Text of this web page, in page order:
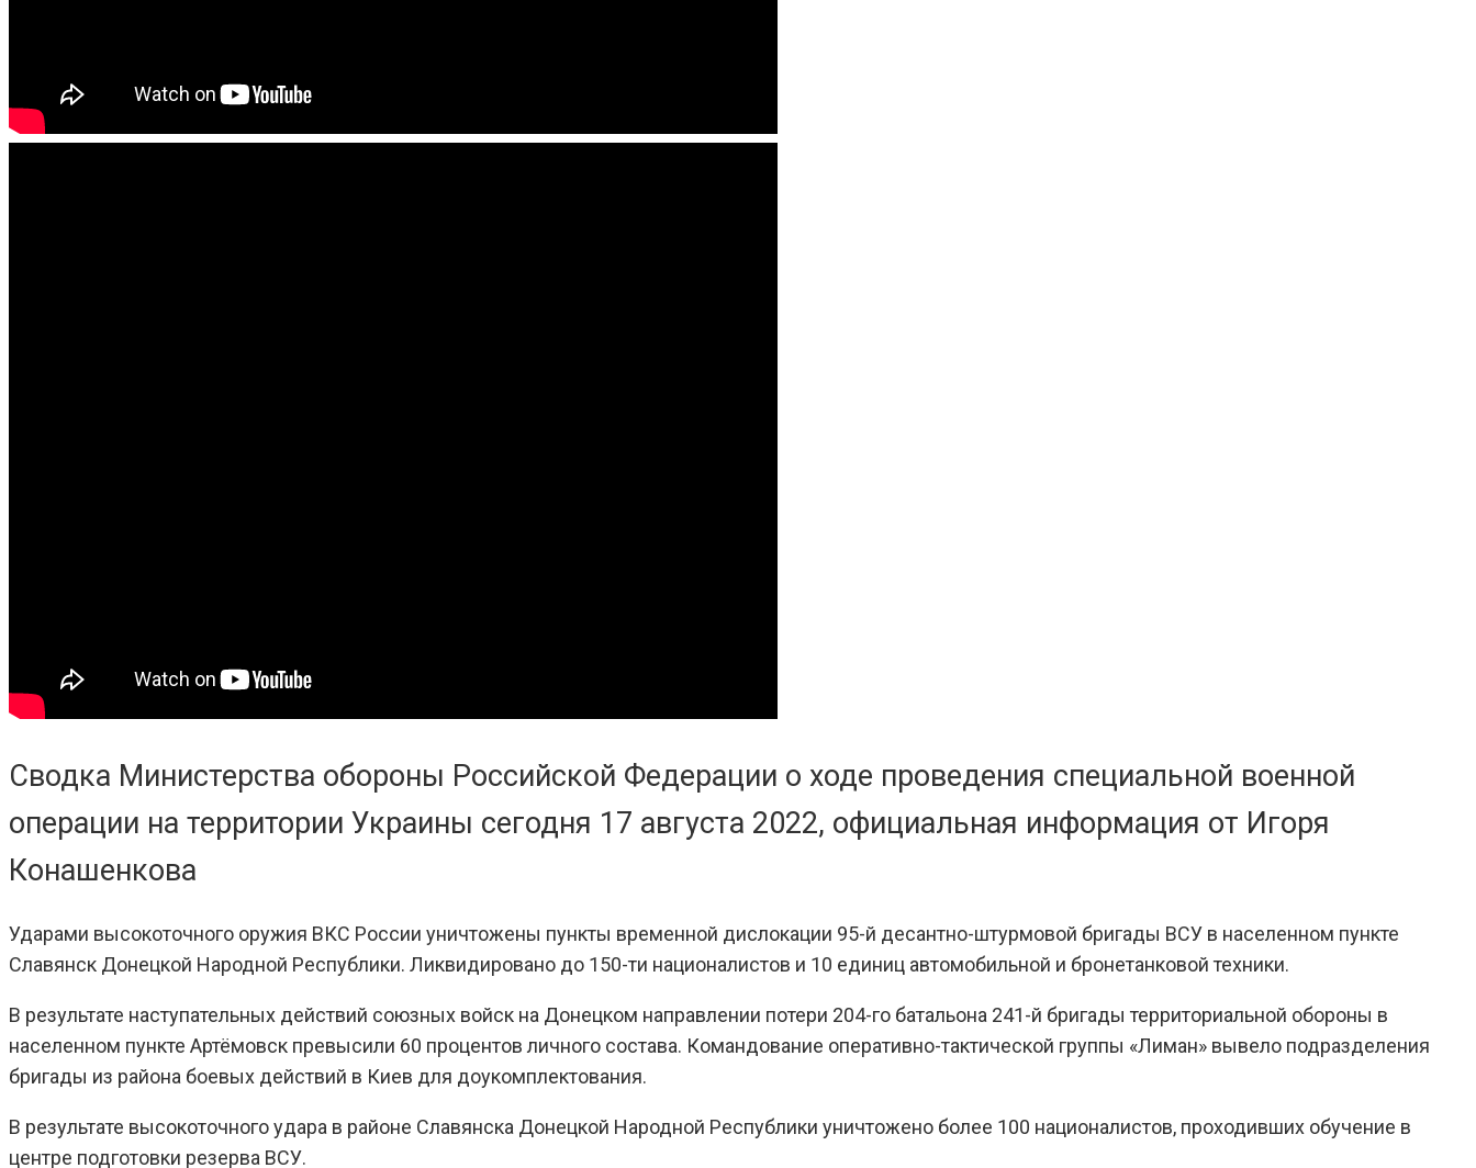
Сводка Министерства обороны Российской Федерации о ходе проведения специальной военной
операции на территории Украины сегодня 17 августа 2022, официальная информация от Игоря
Конашенкова
Ударами высокоточного оружия ВКС России уничтожены пункты временной дислокации 95-й десантно-штурмовой бригады ВСУ в населенном пункте
Славянск Донецкой Народной Республики. Ликвидировано до 150-ти националистов и 10 единиц автомобильной и бронетанковой техники.
В результате наступательных действий союзных войск на Донецком направлении потери 204-го батальона 241-й бригады территориальной обороны в
населенном пункте Артёмовск превысили 60 процентов личного состава. Командование оперативно-тактической группы «Лиман» вывело подразделения
бригады из района боевых действий в Киев для доукомплектования.
В результате высокоточного удара в районе Славянска Донецкой Народной Республики уничтожено более 100 националистов, проходивших обучение в
центре подготовки резерва ВСУ.